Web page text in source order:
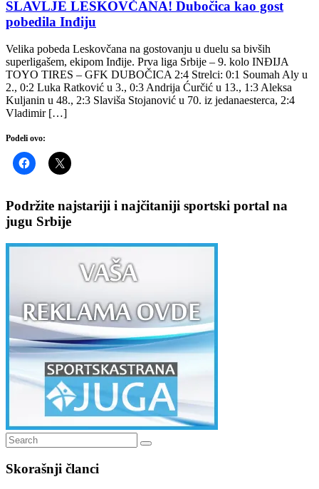
SLAVLJE LESKOVČANA! Dubočica kao gost
pobedila Inđiju
Velika pobeda Leskovčana na gostovanju u duelu sa bivših
superligašem, ekipom Inđije. Prva liga Srbije – 9. kolo INĐIJA
TOYO TIRES – GFK DUBOČICA 2:4 Strelci: 0:1 Soumah Aly u
2., 0:2 Luka Ratković u 3., 0:3 Andrija Ćurčić u 13., 1:3 Aleksa
Kuljanin u 48., 2:3 Slaviša Stojanović u 70. iz jedanaesterca, 2:4
Vladimir […]
Podeli ovo:
Podržite najstariji i najčitaniji sportski portal na
jugu Srbije
Search
for:
Search
Skorašnji članci